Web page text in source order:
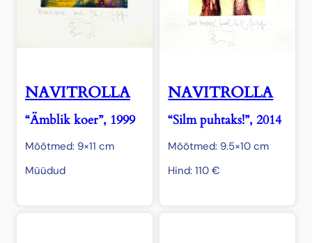
NAVITROLLA
“Ämblik koer”, 1999
Mõõtmed: 9×11 cm
Müüdud
NAVITROLLA
“Silm puhtaks!”, 2014
Mõõtmed: 9.5×10 cm
Hind:110€